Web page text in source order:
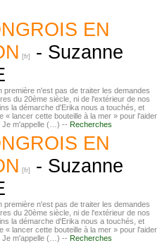
EN
- Suzanne
première n'est pas de traiter les demandes
du 20ème siècle, ni de l'extérieur de nos
la démarche d'Erika nous a touchés, et
« lancer cette bouteille à la mer » pour l'aider
m'appelle (…) -- Recherches
EN
- Suzanne
première n'est pas de traiter les demandes
du 20ème siècle, ni de l'extérieur de nos
la démarche d'Erika nous a touchés, et
« lancer cette bouteille à la mer » pour l'aider
m'appelle (…) -- Recherches